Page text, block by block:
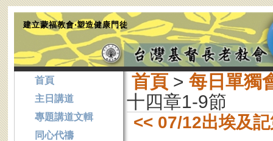
建立蒙福教會‧塑造健康門徒
首頁> 每日單獨
十四章1-9節
<< 07/12出埃及
首頁
主日講道
專題講道文輯
同心代禱